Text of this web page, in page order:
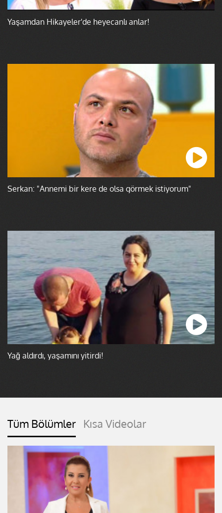
Yaşamdan Hikayeler'de heyecanlı anlar!
Serkan: "Annemi bir kere de olsa görmek istiyorum"
Yağ aldırdı, yaşamını yitirdi!
Tüm Bölümler Kısa Videolar